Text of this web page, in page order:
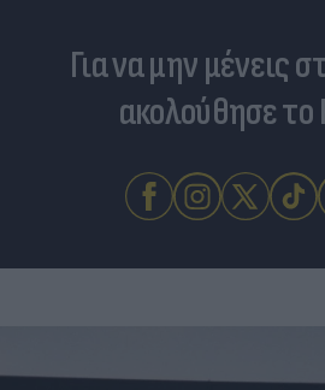
Για να μην μένεις
ακολούθησε το